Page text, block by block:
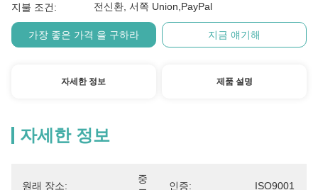
지불 조건: 전신환, 서쪽 Union,PayPal
가장 좋은 가격 을 구하라 지금 얘기해
자세한 정보 제품 설명
자세한 정보
원래 장소:
중
인증: ISO9001